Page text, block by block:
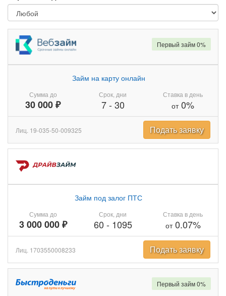
Сумма до
30 000 ₽
Займ на карту онлайн
Срок, дни
7- 30
Ставка в день
от0%
Первый займ 0%
Лиц. 19-035-50-009325 Подать заявку
Сумма до
3 000 000 ₽
Займ под залог ПТС
Срок, дни
60 - 1095
Ставка в день
от0.07%
Лиц. 1703550008233 Подать заявку
Первый займ 0%